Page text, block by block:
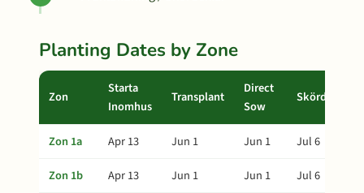
Planting Dates by Zone
Zon
Starta
Inomhus
Transplant
Direct
Sow
Skörd
Zon 1a Apr 13 Jun 1 Jun 1
Jul 6
Zon 1b
Apr 13 Jun 1 Jun 1
Jul 6